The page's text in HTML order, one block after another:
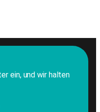
ein, und wir halten